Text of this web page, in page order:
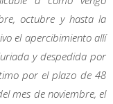
octubre y hasta la
el apercibimiento allí
y despedida por
por el plazo de 48
mes de noviembre, el